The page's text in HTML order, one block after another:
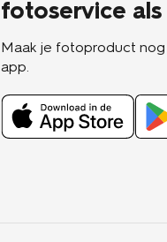
fotoservice als
Maak je fotoproduct
app.